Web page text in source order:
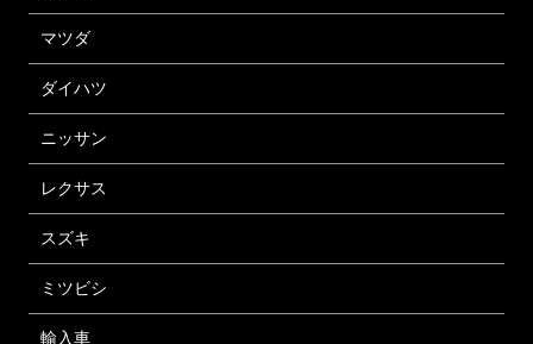
マツダ
ダイハツ
ニッサン
レクサス
スズキ
ミツビシ
輸入車